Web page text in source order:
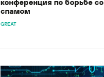
спамом
GREAT